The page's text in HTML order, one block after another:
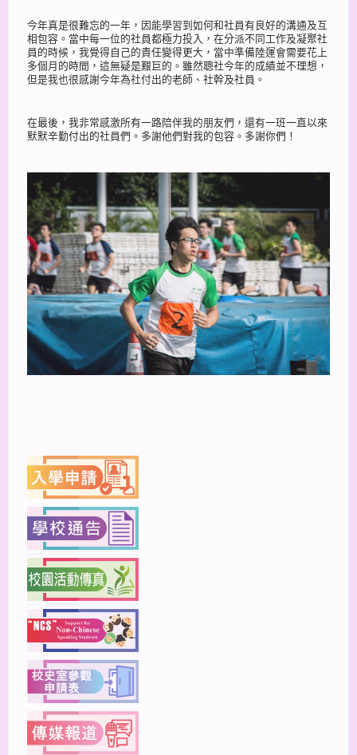
今年真是很難忘的一年，因能學習到如何和社員有良好的溝通及互
相包容。當中每一位的社員都極力投入，在分派不同工作及凝聚社
員的時候，我覺得自己的責任變得更大，當中準備陸運會需要花上
多個月的時間，這無疑是艱巨的。雖然聰社今年的成績並不理想，
但是我也很感謝今年為社付出的老師、社幹及社員。
在最後，我非常感激所有一路陪伴我的朋友們，還有一班一直以來
默默辛勤付出的社員們。多謝他們對我的包容。多謝你們！